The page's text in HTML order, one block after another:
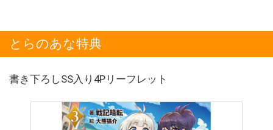
とらのあな特典
書き下ろしSS入り4Pリーフレット